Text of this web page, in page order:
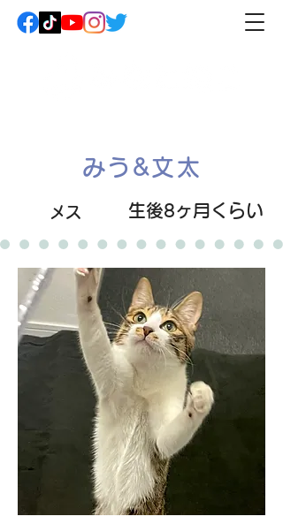
みう&文太
メス 生後8ヶ月くらい